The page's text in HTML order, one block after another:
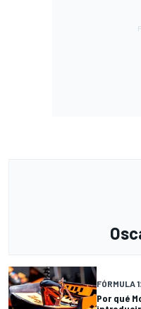
FÓRMULA 1
Por qué